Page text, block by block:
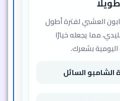
العشبي لفترة أطول
مما يجعله خيارًا
اليومية بشعرك.
السائل